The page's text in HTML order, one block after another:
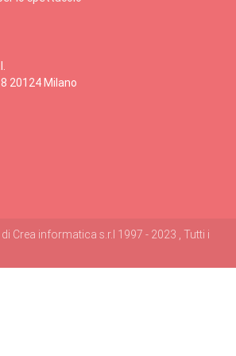
20124 Milano
Crea informatica s.r.l 1997 - 2023 , Tutti i